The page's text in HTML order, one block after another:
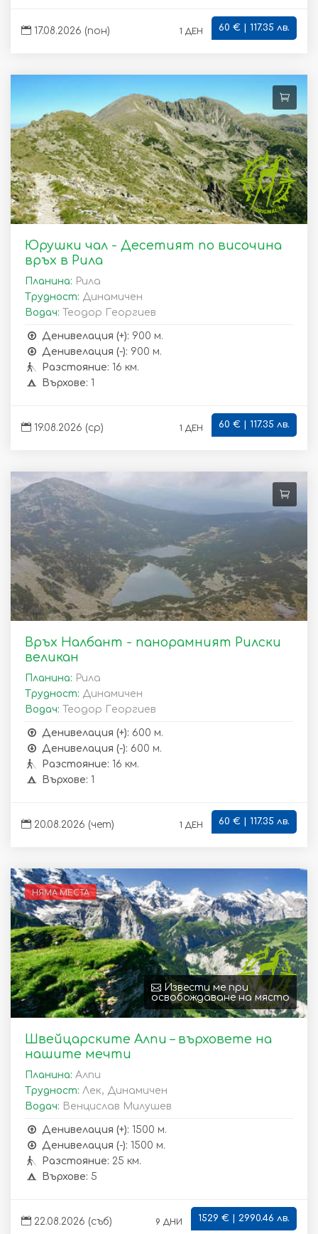
17.08.2026 (пон) 1 ден 60 € | 117.35 лв.
Юрушки чал - Десетият по височина
връх в Рила
Планина: Рила
Трудност: Динамичен
Водач: Теодор Георгиев
Денивелация (+): 900 м.
Денивелация (-): 900 м.
Разстояние: 16 км.
Върхове: 1
19.08.2026 (ср) 1 ден 60 € | 117.35 лв.
Връх Налбант - панорамният Рилски
великан
Планина: Рила
Трудност: Динамичен
Водач: Теодор Георгиев
Денивелация (+): 600 м.
Денивелация (-): 600 м.
Разстояние: 16 км.
Върхове: 1
20.08.2026 (чет) 1 ден 60 € | 117.35 лв.
Извести ме при
освобождаване на място
НЯМА МЕСТА
Швейцарските Алпи – върховете на
нашите мечти
Планина: Алпи
Трудност: Лек, Динамичен
Водач: Венцислав Милушев
Денивелация (+): 1500 м.
Денивелация (-): 1500 м.
Разстояние: 25 км.
Върхове: 5
22.08.2026 (съб) 9 дни 1529 € | 2990.46 лв.